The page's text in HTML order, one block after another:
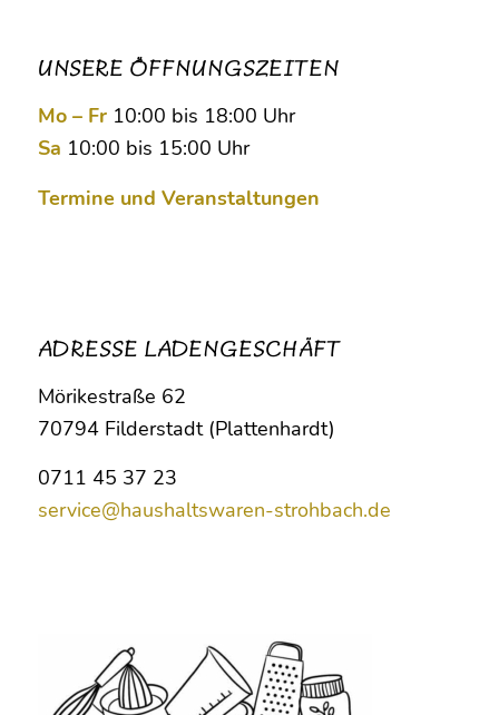
UNSERE ÖFFNUNGSZEITEN
Mo – Fr10:00 bis 18:00 Uhr
Sa 10:00 bis 15:00 Uhr
Termine und Veranstaltungen
ADRESSE LADENGESCHÄFT
Mörikestraße 62
70794 Filderstadt (Plattenhardt)
0711 45 37 23
service@haushaltswaren-strohbach.de